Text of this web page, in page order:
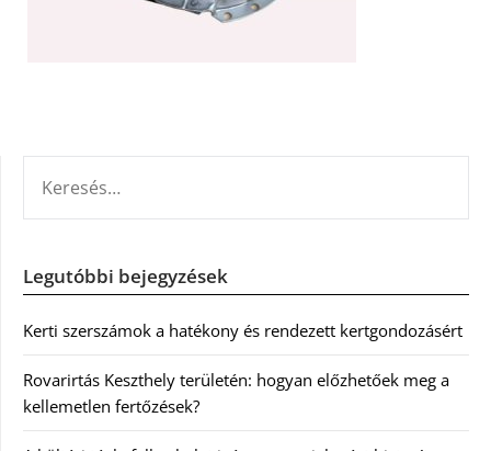
Legutóbbi bejegyzések
Kerti szerszámok a hatékony és rendezett kertgondozásért
Rovarirtás Keszthely területén: hogyan előzhetőek meg a
kellemetlen fertőzések?